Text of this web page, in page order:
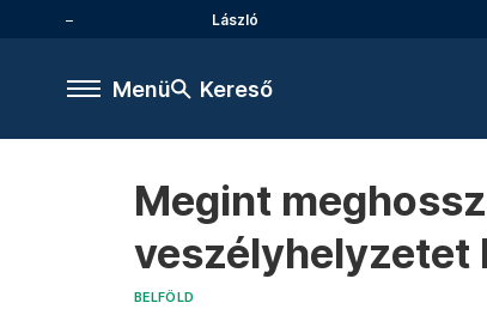
László
Menü Kereső
Megint
veszélyhelyzetet
BELFÖLD